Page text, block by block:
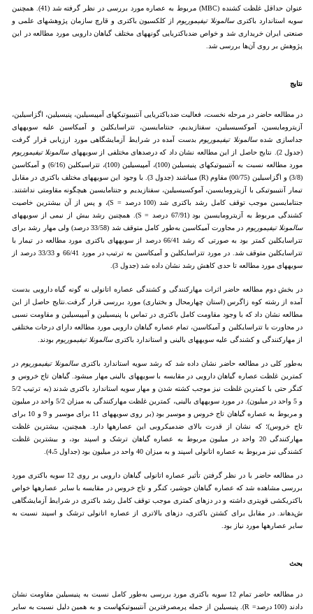
عنوان حداقل غلظت کشنده (MBC) مربوط به عصاره مورد بررسی در نظر گرفته شد (41). همچنین
سویه استاندارد باکتریسالمونلا­ تیفی­موریوم از کلکسیون باکتری و قارچ سازمان پژوهش­های علمی و
صنعتی ایران خریداری شد و خواص ضدباکتریایی گونه­های مختلف گیاهان دارویی مورد مطالعه در این
پژوهش بر روی آن‌ها بررسی شد.
نتایج
در مطالعه حاضر در مرحله نخست، فعالیت ضدباکتریایی آنتی­بیوتیک­های آمپی­سیلین، پنی­سیلین، اگزاسیلین،
آزیترومایسین، آموکسی­سیلین، سفتازیدیم، جنتامایسین، تتراسایکلین و آمیکاسین علیه سویه­های
جداسازی شدهسالمونلا تیفی­موریوم بدست آمده در شرایط آزمایشگاهی مورد ارزیابی قرار گرفت
(جدول 2). نتایج حاصل از این مطالعه نشان داد که درصدهای مختلفی از سویه­های
سالمونلا تیفی­موریوم
مورد مطالعه نسبت به آنتی­بیوتیک­های پنی­سیلین (100)، آمپی­سیلین (100)، تتراسیکلین (6/16) و آمیکاسین
(3/8) و اگزاسیلین (00/75) مقاوم (R) می­باشند (جدول 3). با وجود این سویه­های مختلف باکتری در مقابل
تیمار آنتی­بیوتیکی با آزیترومایسین، آموکسی­سیلین، سفتازیدیم و جنتامایسین هیچ­گونه مقاومتی نداشتند.
جنتامایسین موجب توقف کامل رشد باکتری شد (100 درصد = S)، و پس از آن بیشترین خاصیت
کشندگی مربوط به آزیترومایسین بود (67/91 درصد = S). همچنین رشد بیش از نیمی از سویه­های
سالمونلا تیفی­موریوم
در مجاورت آمیکاسین به‌طور کامل متوقف شد (33/58 درصد) ولی مهار رشد برای
تتراسایکلین کمتر بود به صورتی که رشد 66/41 درصد از سویه­های باکتری مورد مطالعه در تیمار با
تتراسایکلین متوقف شد. در مورد تتراسایکلین و آمیکاسین به ترتیب در مورد 66/41 و 33/33 درصد از
سویه­های مورد مطالعه تا حدی کاهش رشد نشان داده شد (جدول 3).
در بخش دوم مطالعه حاضر اثرات مهارکنندگی و کشندگی عصاره اتانولی نه گونه گیاه دارویی بدست
آمده از رشته کوه زاگرس (استان چهارمحال و بختیاری) مورد بررسی قرار گرفت.نتایج حاصل از این
مطالعه نشان داد که با وجود مقاومت کامل باکتری در تماس با پنی­سیلین و آمپی­سیلین و مقاومت نسبی
در مجاورت با تتراسایکلین و آمیکاسین، تمام عصاره گیاهان دارویی مورد مطالعه دارای درجات مختلفی
از مهارکنندگی و کشندگی علیه سویه­های بالینی و استاندارد باکتریسالمونلا تیفی­موریوم بودند.
به‌طور کلی در مطالعه حاضر نشان داده شد که رشد سویه استاندارد باکتریسالمونلا تیفی­موریوم در
کمترین غلظت عصاره گیاهان دارویی در مقایسه با سویه­های بالینی مهار می­شود. گیاهان تاج خروس و
کنگر حتی با کمترین غلظت نیز موجب کشته شدن و مهار سویه استاندارد باکتری شدند (به ترتیب 5/2
و 5 واحد در میلیون). در مورد سویه­های بالینی، کمترین غلظت مهارکنندگی به میزان 5/2 واحد در میلیون
و مربوط به عصاره گیاهان تاج خروس و موسیر بود (بر روی سویه­های 11 برای موسیر و 9 و 10 برای
تاج خروس)؛ که نشان از قدرت بالای ضدمیکروبی این عصاره­ها دارد. همچنین، بیشترین غلظت
مهارکنندگی 20 واحد در میلیون مربوط به عصاره گیاهان ترشک و اسپند بود، و بیشترین غلظت
کشندگی نیز مربوط به عصاره اتانولی اسپند و به میزان 40 واحد در میلیون بود (جداول 4،5).
در مطالعه حاضر با در نظر گرفتن تأثیر عصاره اتانولی گیاهان دارویی بر روی 12 سویه باکتری مورد
بررسی مشاهده شد که عصاره گیاهان جوشیر، کنگر و تاج خروس در مقایسه با سایر عصاره­ها خواص
باکتری­کشی قوی­تری داشته و در دزهای کمتری موجب توقف کامل رشد باکتری در شرایط آزمایشگاهی
شده­اند. در مقابل برای کشتن باکتری، دزهای بالاتری از عصاره اتانولی ترشک و اسپند نسبت به
سایر عصاره­ها مورد نیاز بود.
بحث
در مطالعه حاضر تمام 12 سویه باکتری مورد بررسی به‌طور کامل نسبت به پنی­سیلین مقاومت نشان
دادند (100 درصد= R). پنی­سیلین از جمله پرمصرف­ترین آنتی­بیوتیک­هاست و به همین دلیل نسبت به سایر